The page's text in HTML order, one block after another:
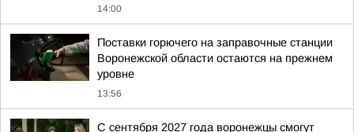
14:00
Поставки горючего на заправочные станции
Воронежской области остаются на прежнем
уровне
13:56
С сентября 2027 года воронежцы смогут